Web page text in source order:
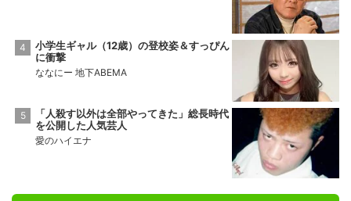
小学生ギャル（12歳）の登校姿＆すっぴん
に衝撃
ななにー 地下ABEMA
「人殺す以外は全部やってきた」総長時代
を公開した人気芸人
愛のハイエナ